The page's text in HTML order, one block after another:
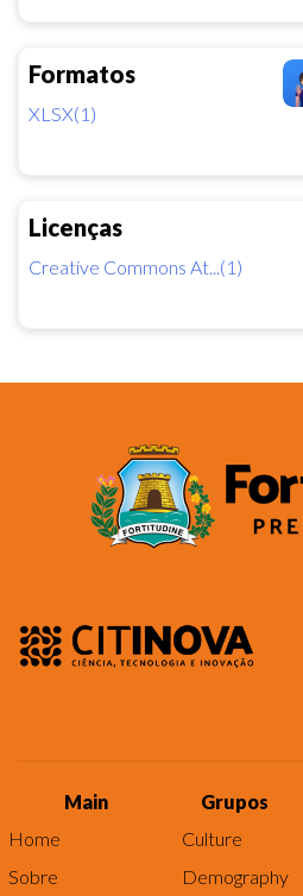
Formatos
XLSX(1)
Licenças
Creative Commons At...(1)
Main
Home
Sobre
Grupos
Culture
Demography